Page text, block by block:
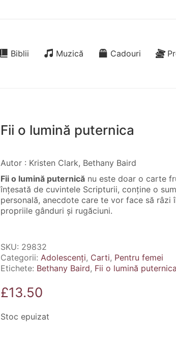
Biblii Muzică Cadouri
Fii o lumină puternica
Autor : Kristen Clark, Bethany Baird
Fii o lumină puternică nu este doar o carte
înțesată de cuvintele Scripturii, conține o
personală, anecdote care te vor face să
propriile gânduri și rugăciuni.
SKU: 29832
Categorii: Adolescenți, Carti, Pentru femei
Etichete: Bethany Baird, Fii o lumină puternica
£13.50
Stoc epuizat